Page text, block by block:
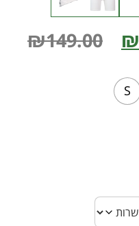
₪149.00 ₪
S